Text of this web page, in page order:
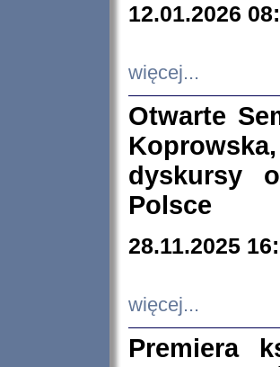
12.01.2026
więcej...
Otwarte
dyskursy
Polsce
28.11.2025
więcej...
Premiera